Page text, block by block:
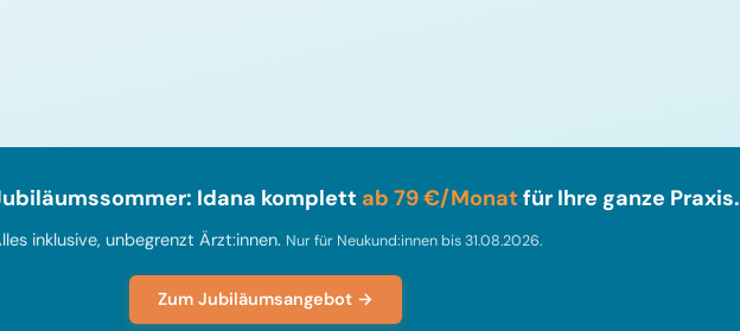
Idana komplett ab 79 €/Monat für Ihre ganze Praxis.
inklusive, unbegrenzt Ärzt:innen. Nur für Neukund:innen bis 31.08.2026.
Zum Jubiläumsangebot →